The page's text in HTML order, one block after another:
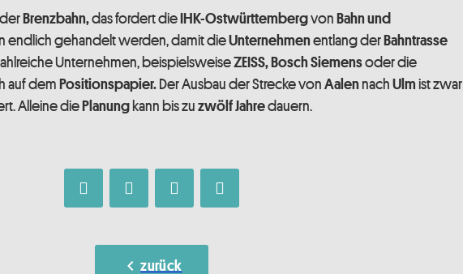
Brenzbahn,das fordert dieIHK-Ostwürttembergvon Bahn und
endlich gehandelt werden, damit dieUnternehmenentlang derBahntrasse
Unternehmen, beispielsweiseZEISS,Bosch Siemensoder die
auf dem Positionspapier. Der Ausbau der Strecke von Aalen nach Ulm ist zwar
Alleine diePlanung kann bis zu zwölf Jahredauern.
chevron_leftzurück